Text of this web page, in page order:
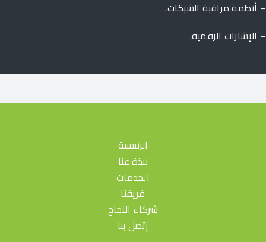
مراقبة الشبكات.
الرقمية.
الرئيسية
نبذة عنا
الخدمات
فريقنا
شركاء النجاح
إتصل بنا